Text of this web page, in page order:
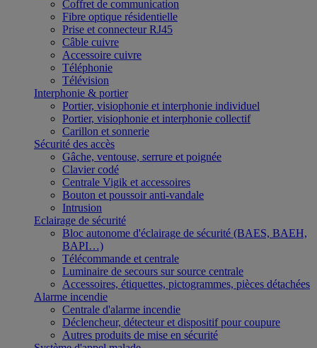
Coffret de communication
Fibre optique résidentielle
Prise et connecteur RJ45
Câble cuivre
Accessoire cuivre
Téléphonie
Télévision
Interphonie & portier
Portier, visiophonie et interphonie individuel
Portier, visiophonie et interphonie collectif
Carillon et sonnerie
Sécurité des accès
Gâche, ventouse, serrure et poignée
Clavier codé
Centrale Vigik et accessoires
Bouton et poussoir anti-vandale
Intrusion
Eclairage de sécurité
Bloc autonome d'éclairage de sécurité (BAES, BAEH,
BAPI…)
Télécommande et centrale
Luminaire de secours sur source centrale
Accessoires, étiquettes, pictogrammes, pièces détachées
Alarme incendie
Centrale d'alarme incendie
Déclencheur, détecteur et dispositif pour coupure
Autres produits de mise en sécurité